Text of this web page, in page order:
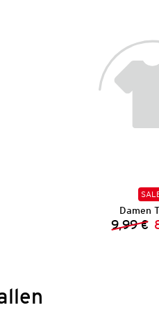
Preis:
Damen
9,99 €